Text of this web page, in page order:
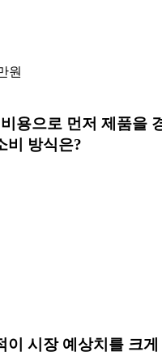
원
용으로 먼저 제품을
비 방식은?
이 시장 예상치를 크